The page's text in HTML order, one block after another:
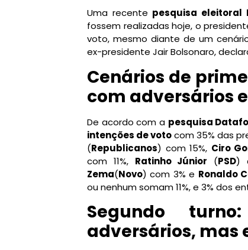
Uma recente pesquisa eleitoral
fossem realizadas hoje, o
voto, mesmo diante de um
ex-presidente Jair Bolsonaro,
Cenários de
com adversários
De acordo com a pesquisa
intenções de votocom 35% das
(Republicanos) com 15%, Ciro
com 11%, Ratinho Júnior (PSD)
Zema(Novo) com 3% e Ronaldo
ou nenhum somam 11%, e 3% dos
Segundo
adversários, mas